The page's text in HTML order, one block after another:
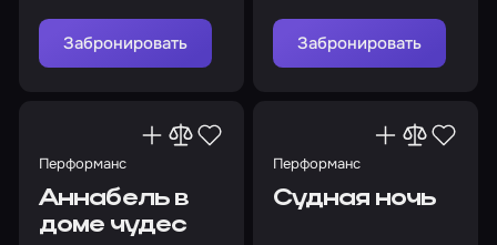
Забронировать
Забронировать
Перформанс
Аннабель в
доме чудес
Перформанс
Судная ночь